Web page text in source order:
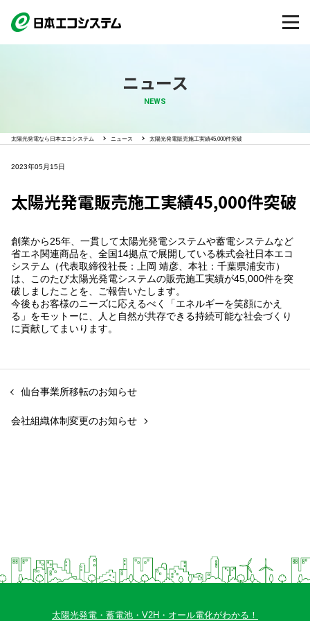
ニュース
NEWS
太陽光発電なら日本エコシステム ニュース 太陽光発電販売施工実績45,000件突破
2023年05月15日
太陽光発電販売施工実績45,000件突破
創業から25年、一貫して太陽光発電システムや蓄電システムなど
省エネ関連商品を、全国14拠点で展開している株式会社日本エコ
システム（代表取締役社長：上岡 靖彦、本社：千葉県浦安市）
は、このたび太陽光発電システムの販売施工実績が45,000件を突
破しましたことを、ご報告いたします。
今後もお客様のニーズに応えるべく「エネルギーを笑顔にかえ
る」をモットーに、人と自然が共存できる持続可能な社会づくり
に貢献してまいります。
会社組織体制変更のお知らせ
仙台事業所移転のお知らせ
太陽光発電・蓄電池・V2H・オール電化がわかる！